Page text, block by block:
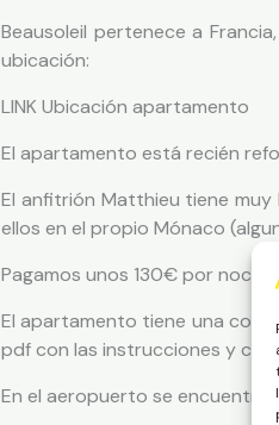
Beausoleil pertenece a
ubicación:
LINK Ubicación apartamento
El apartamento está recién
El anfitrión Matthieu tiene
ellos en el propio Mónaco
Pagamos unos 130€ por noche
El apartamento tiene una
pdf con las instrucciones y
En el aeropuerto se